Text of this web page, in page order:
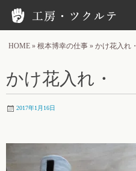
HOME » 根本博幸の仕事 » かけ花入れ・
かけ花入れ・
2017年1月16日